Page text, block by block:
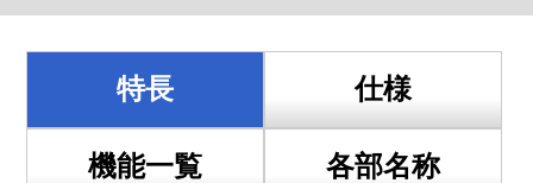
特長 仕様
機能一覧 各部名称